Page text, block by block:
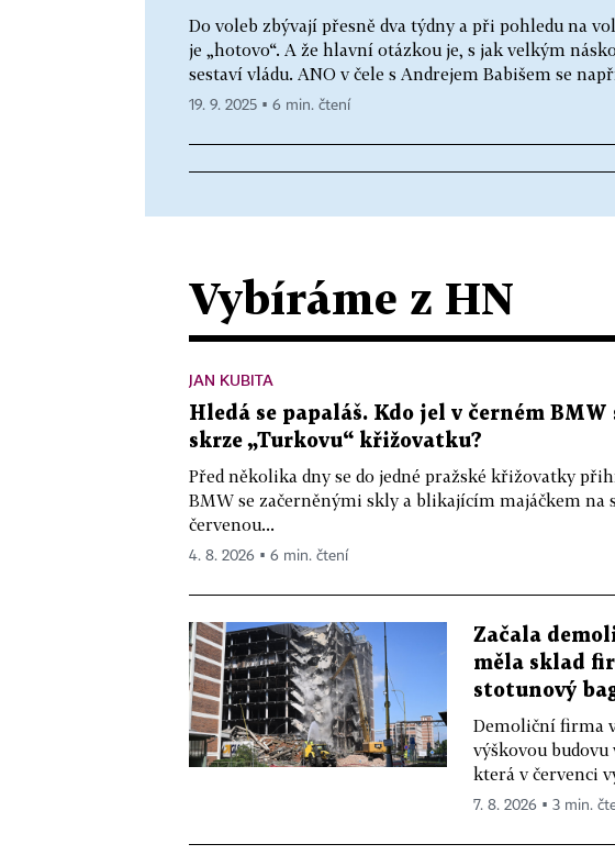
Do voleb zbývají přesně dva týdny a při pohledu na
je „hotovo“. A že hlavní otázkou je, s jak velkým
sestaví vládu. ANO v čele s Andrejem Babišem se
19. 9. 2025 ▪ 6 min. čtení
Vybíráme z HN
JAN KUBITA
Hledá se papaláš. Kdo jel v černém BMW
skrze „Turkovu“ křižovatku?
Před několika dny se do jedné pražské křižovatky
BMW se začerněnými skly a blikajícím majáčkem na
červenou...
4. 8. 2026 ▪ 6 min. čtení
Začala
měla sklad
stotunový
Demoliční firma
výškovou
která v červenci
7. 8. 2026 ▪ 3 min.